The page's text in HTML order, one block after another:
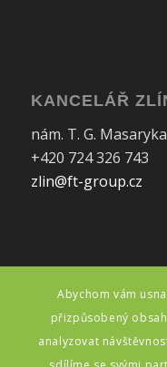
KANCELÁŘ
nám. T. G.
+420 724 326 743
zlin@ft-group.cz
FAKTURAČNÍ
FT makléřská, s.r.o.
Myslbekova 1, 615
Abychom vám
přizpůsobený
analyzovat